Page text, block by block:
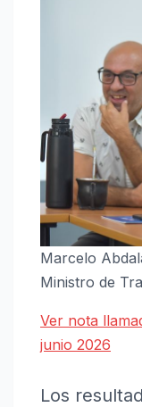
Marcelo
Ministro de
Ver nota
junio 2026
Los